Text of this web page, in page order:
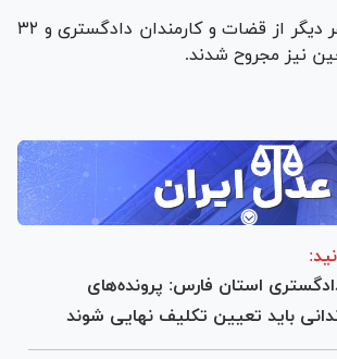
در این واقعه ۱۸ نفر دیگر از قضات و کارمندان دادگستری و ۳۲
نیز مجروح شدند.
استان فارس: پرونده‌های
باید تعیین تکلیف نهایی شوند